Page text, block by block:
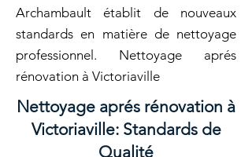
Archambault établit de nouveaux
standards en matière de nettoyage
professionnel. Nettoyage aprés
rénovation à Victoriaville
Nettoyage aprés rénovation à
Victoriaville: Standards de
Qualité